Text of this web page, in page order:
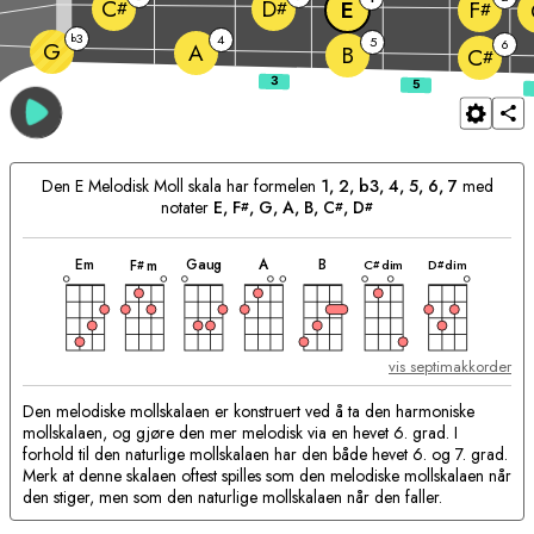
G b3 A 4 B 5
C# 6
C# D# E F#
Den EMelodisk Moll skala har formelen 1, 2, b3, 4, 5, 6, 7med
notater E, F#, G, A, B, C#, D#
akkorder: Em
akkord
F#m
akkord
Gaug
akkord
A
akkord
B
akkord
C#dim
akkord
D#dim
akkord
vis septimakkorder
Den melodiske mollskalaen er konstruert ved å ta den harmoniske
mollskalaen, og gjøre den mer melodisk via en hevet 6. grad. I
forhold til den naturlige mollskalaen har den både hevet 6. og 7. grad.
Merk at denne skalaen oftest spilles som den melodiske mollskalaen når
den stiger, men som den naturlige mollskalaen når den faller.